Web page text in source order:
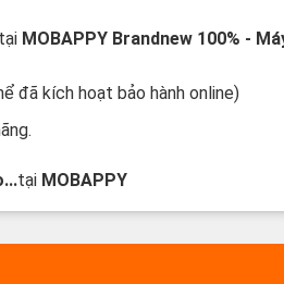
tại MOBAPPY Brandnew 100% -
đã kích hoạt bảo hành online)
tại MOBAPPY